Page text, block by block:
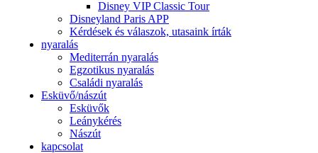
Disney VIP Classic Tour
Disneyland Paris APP
Kérdések és válaszok, utasaink írták
nyaralás
Mediterrán nyaralás
Egzotikus nyaralás
Családi nyaralás
Esküvő/nászút
Esküvők
Leánykérés
Nászút
kapcsolat